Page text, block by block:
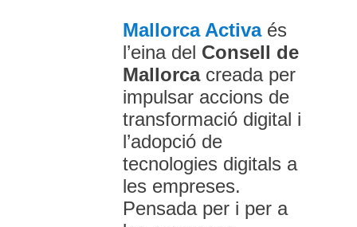
Mallorca Activaés
l’eina del Consell de
Mallorcacreada per
impulsar accions de
transformació digital i
l’adopció de
tecnologies digitals a
les empreses.
Pensada per i per a